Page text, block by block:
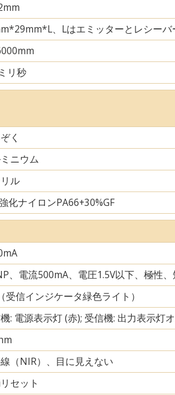
、Lはエミッターとレシーバ
リ秒
く
ニウム
ル
化ナイロンPA66+30%GF
、電流500mA、電圧1.5V以下、極性
受信インジケータ緑色ライト）
: 電源表示灯 (赤); 受信機: 出力表示灯
（NIR）、目に見えない
セット